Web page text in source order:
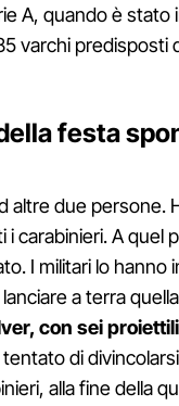
A, quando è
varchi predisposti
festa
altre due persone.
carabinieri. A quel
I militari lo hanno
a terra
con sei
di
alla fine della